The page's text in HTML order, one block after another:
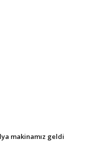
makinamız geldi